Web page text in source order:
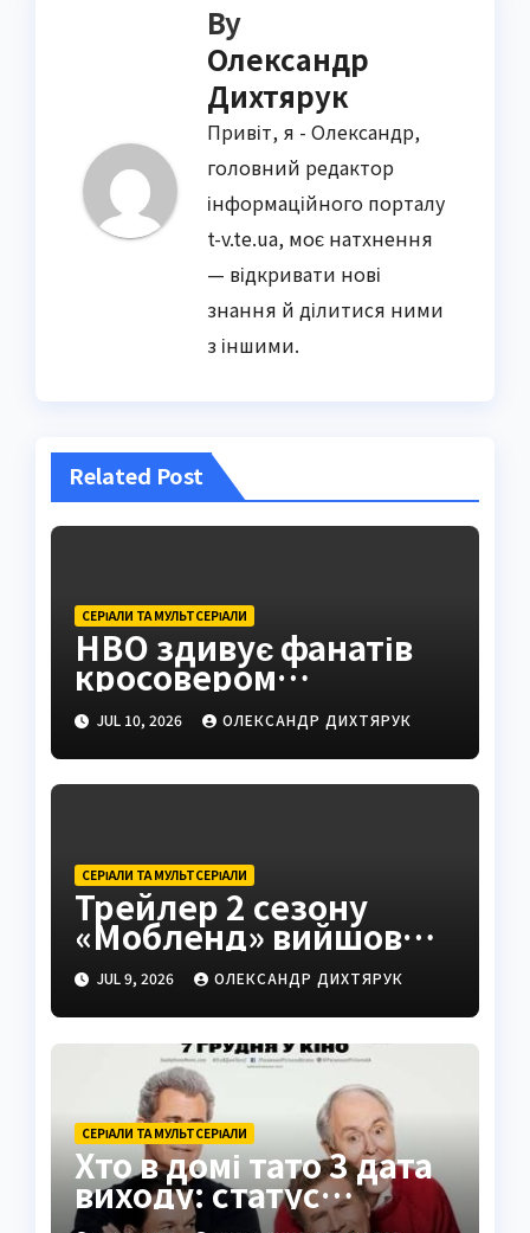
By
Олександр
Дихтярук
Привіт, я - Олександр,
головний редактор
інформаційного порталу
t-v.te.ua, моє натхнення
— відкривати нові
знання й ділитися ними
з іншими.
Related Post
СЕРІАЛИ ТА МУЛЬТСЕРІАЛИ
HBO здивує фанатів
кросовером
«Завдання» та «Мейр
з Істтауна»
JUL 10, 2026 ОЛЕКСАНДР ДИХТЯРУК
СЕРІАЛИ ТА МУЛЬТСЕРІАЛИ
Трейлер 2 сезону
«Мобленд» вийшов
попри чутки про Гарді
JUL 9, 2026 ОЛЕКСАНДР ДИХТЯРУК
СЕРІАЛИ ТА МУЛЬТСЕРІАЛИ
Хто в домі тато 3 дата
виходу: статус